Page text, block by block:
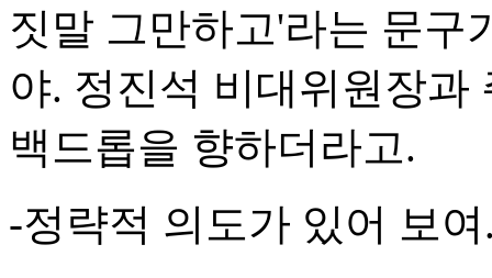
짓말 그만하고'라는 문구
야. 정진석 비대위원장과
백드롭을 향하더라고.
-정략적 의도가 있어 보